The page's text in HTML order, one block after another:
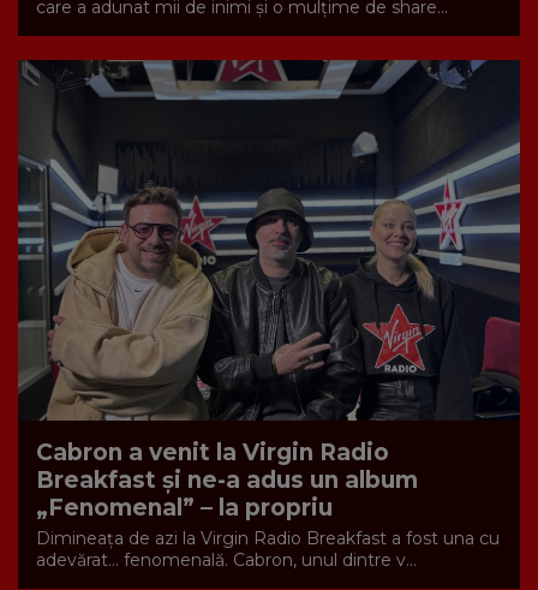
care a adunat mii de inimi și o mulțime de share...
Cabron a venit la Virgin Radio
Breakfast și ne-a adus un album
„Fenomenal” – la propriu
Dimineața de azi la Virgin Radio Breakfast a fost una cu
adevărat… fenomenală. Cabron, unul dintre v...